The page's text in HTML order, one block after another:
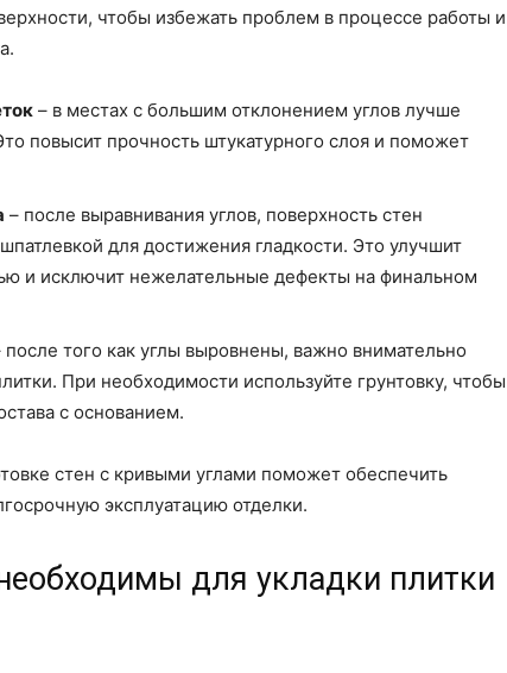
чтобы избежать проблем в процессе работы и
– в местах с большим отклонением углов лучше
повысит прочность штукатурного слоя и поможет
– после выравнивания углов, поверхность стен
для достижения гладкости. Это улучшит
и исключит нежелательные дефекты на финальном
после того как углы выровнены, важно внимательно
При необходимости используйте грунтовку, чтобы
с основанием.
стен с кривыми углами поможет обеспечить
эксплуатацию отделки.
для укладки плитки